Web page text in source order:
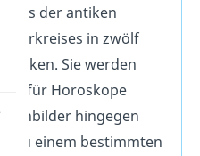
aus der antiken
Tierkreises in zwölf
Sie werden
für Horoskope
hingegen
zu einem bestimmten